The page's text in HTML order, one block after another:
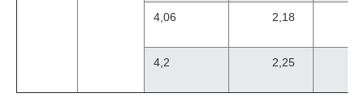
4,06 2,18
4,2 2,25